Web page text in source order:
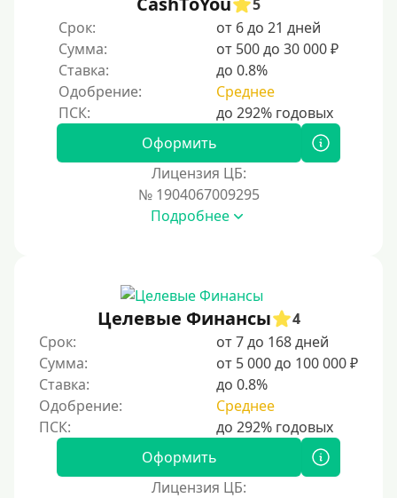
20000 руб
25000 руб
30000 руб
30000 руб на год
35000 руб
40000 руб
150000 руб
200000 руб
250000 руб
300000 руб
500000 руб
5
Срок:
от 6 до 21 дней
Сумма:
от 500 до 30 000 ₽
Ставка:
до 0.8%
Одобрение:
Среднее
Оформить
Лицензия ЦБ:
№ 1904067009295
Подробнее
Целевые Финансы
4
Срок:
от 7 до 168 дней
Сумма:
от 5 000 до 100 000 ₽
Ставка:
до 0.8%
Одобрение:
Среднее
Оформить
Лицензия ЦБ: